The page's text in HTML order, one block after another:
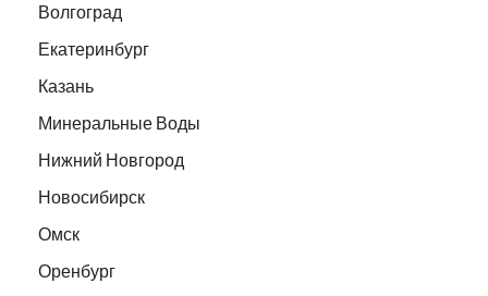
Волгоград
Екатеринбург
Казань
Минеральные Воды
Нижний Новгород
Новосибирск
Омск
Оренбург